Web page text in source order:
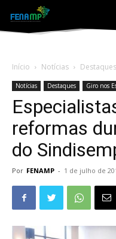
Início Notícias Destaques
Notícias Destaques Giro nos
reformas
do
Por FENAMP - 1 de julho de